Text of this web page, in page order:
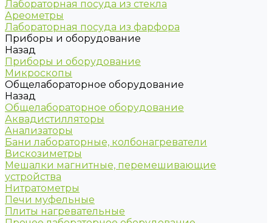
Лабораторная посуда из стекла
Ареометры
Лабораторная посуда из фарфора
Приборы и оборудование
Назад
Приборы и оборудование
Микроскопы
Общелабораторное оборудование
Назад
Общелабораторное оборудование
Аквадистилляторы
Анализаторы
Бани лабораторные, колбонагреватели
Вискозиметры
Мешалки магнитные, перемешивающие
устройства
Нитратометры
Печи муфельные
Плиты нагревательные